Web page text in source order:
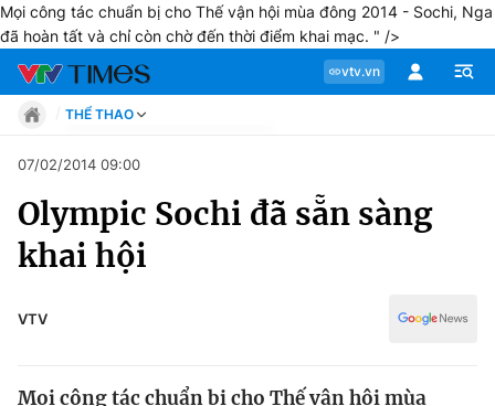
Mọi công tác chuẩn bị cho Thế vận hội mùa đông 2014 - Sochi, Nga
đã hoàn tất và chỉ còn chờ đến thời điểm khai mạc. " />
vtv.vn
Chuyên mục
Tin tức
Phong cách
THỂ THAO
Move
Phong cách
Chân dung
Sự kiện
07/02/2014 09:00
Olympic Sochi đã sẵn sàng
khai hội
VTV
Mọi công tác chuẩn bị cho Thế vận hội mùa